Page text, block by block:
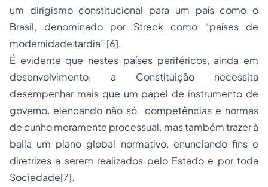
um dirigismo constitucional para um país como o
Brasil, denominado por Streck como “países de
modernidade tardia” [6].
É evidente que nestes países periféricos, ainda em
desenvolvimento, a Constituição necessita
desempenhar mais que um papel de instrumento de
governo, elencando não só competências e normas
de cunho meramente processual, mas também trazer à
baila um plano global normativo, enunciando fins e
diretrizes a serem realizados pelo Estado e por toda
Sociedade[7].